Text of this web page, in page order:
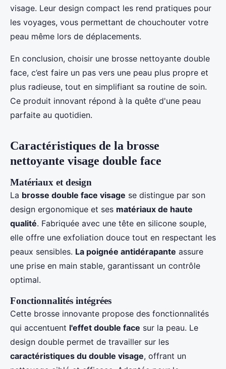
visage. Leur design compact les rend pratiques pour
les voyages, vous permettant de chouchouter votre
peau même lors de déplacements.
En conclusion, choisir une brosse nettoyante double
face, c’est faire un pas vers une peau plus propre et
plus radieuse, tout en simplifiant sa routine de soin.
Ce produit innovant répond à la quête d'une peau
parfaite au quotidien.
Caractéristiques de la brosse
nettoyante visage double face
Matériaux et design
La brosse double face visage se distingue par son
design ergonomique et ses matériaux de haute
qualité. Fabriquée avec une tête en silicone souple,
elle offre une exfoliation douce tout en respectant les
peaux sensibles. La poignée antidérapante assure
une prise en main stable, garantissant un contrôle
optimal.
Fonctionnalités intégrées
Cette brosse innovante propose des fonctionnalités
qui accentuent l'effet double face sur la peau. Le
design double permet de travailler sur les
caractéristiques du double visage, offrant un